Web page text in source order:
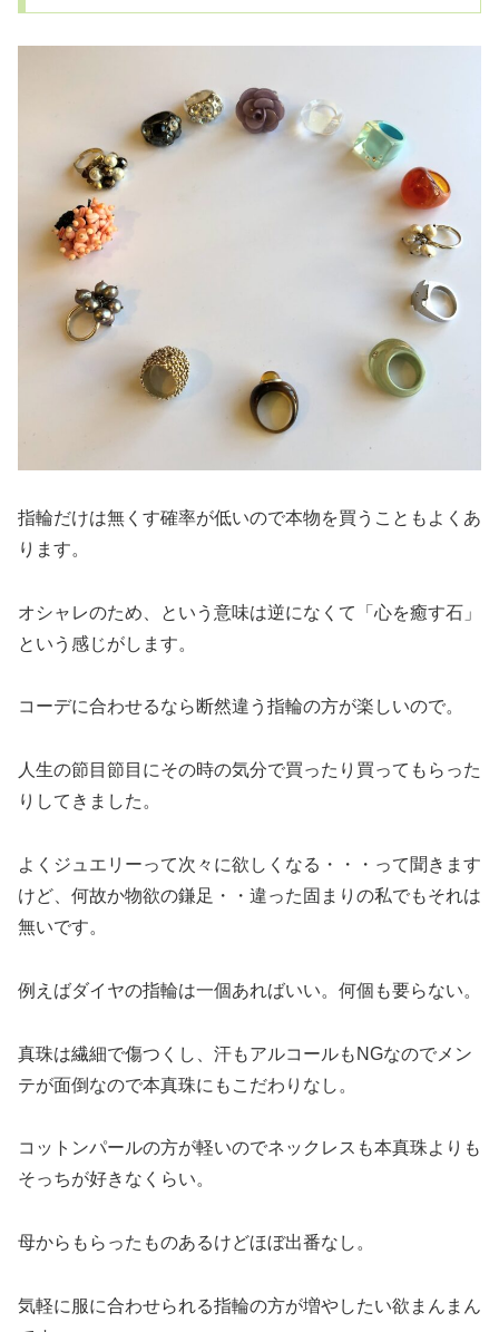
指輪だけは無くす確率が低いので本物を買うこともよくあ
ります。
オシャレのため、という意味は逆になくて「心を癒す石」
という感じがします。
コーデに合わせるなら断然違う指輪の方が楽しいので。
人生の節目節目にその時の気分で買ったり買ってもらった
りしてきました。
よくジュエリーって次々に欲しくなる・・・って聞きます
けど、何故か物欲の鎌足・・違った固まりの私でもそれは
無いです。
例えばダイヤの指輪は一個あればいい。何個も要らない。
真珠は繊細で傷つくし、汗もアルコールもNGなのでメン
テが面倒なので本真珠にもこだわりなし。
コットンパールの方が軽いのでネックレスも本真珠よりも
そっちが好きなくらい。
母からもらったものあるけどほぼ出番なし。
気軽に服に合わせられる指輪の方が増やしたい欲まんまん